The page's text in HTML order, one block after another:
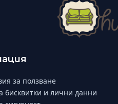
за ползване
бисквитки и лични данни